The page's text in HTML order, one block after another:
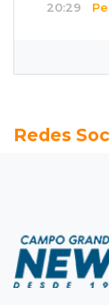
20:29
Pantanal
Remo
na zona
Redes